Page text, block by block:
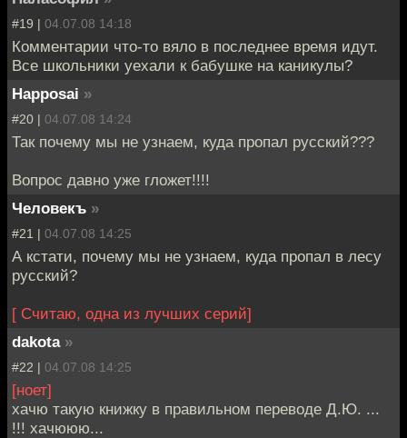
#19 | 04.07.08 14:18
Комментарии что-то вяло в последнее время идут.
Все школьники уехали к бабушке на каникулы?
Happosai »
#20 | 04.07.08 14:24
Так почему мы не узнаем, куда пропал русский???
Вопрос давно уже гложет!!!!
Человекъ »
#21 | 04.07.08 14:25
А кстати, почему мы не узнаем, куда пропал в лесу
русский?
[ Считаю, одна из лучших серий]
dakota »
#22 | 04.07.08 14:25
[ноет]
хачю такую книжку в правильном переводе Д.Ю. ...
!!! хачююю...